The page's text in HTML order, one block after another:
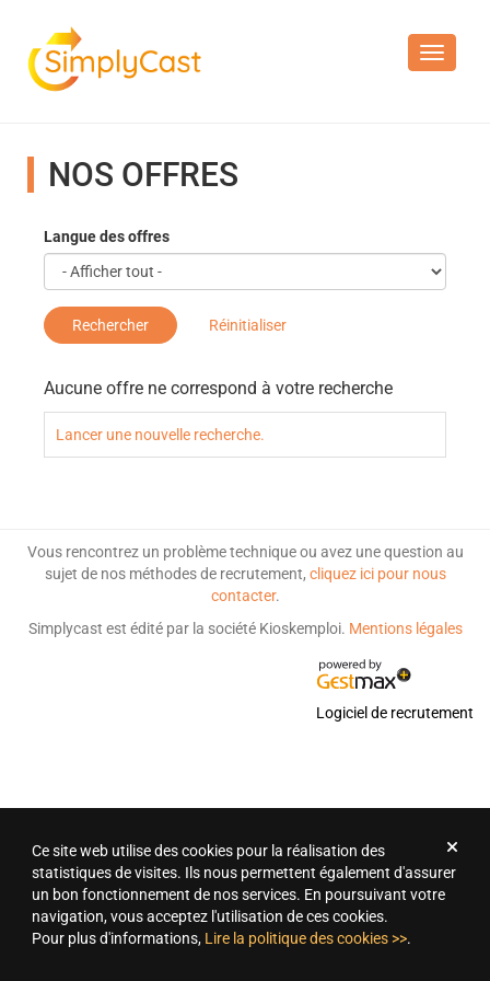
Ce site web utilise des cookies pour la réalisation des
statistiques de visites. Ils nous permettent également d'assurer
un bon fonctionnement de nos services. En poursuivant votre
navigation, vous acceptez l'utilisation de ces cookies.
Pour plus d'informations, Lire la politique des cookies >>.
Toggle
NOS OFFRES
Langue des offres
Rechercher Réinitialiser
Aucune offre ne correspond à votre recherche
Lancer une nouvelle recherche.
Vous rencontrez un problème technique ou avez une question au
sujet de nos méthodes de recrutement, cliquez ici pour nous
contacter.
Simplycast est édité par la société Kioskemploi. Mentions légales
Logiciel de recrutement